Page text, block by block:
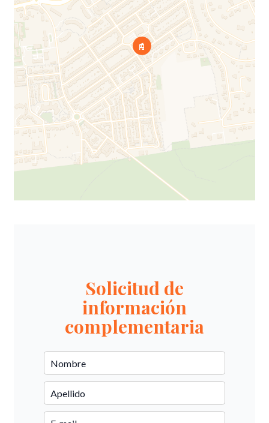
Solicitud de
información
complementaria